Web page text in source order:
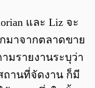
และ Liz จะ
มาจากตลาดขาย
ามรายงานระบุว่า
ถานที่จัดงาน ก็มี